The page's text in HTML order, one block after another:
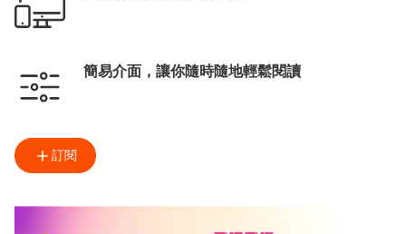
簡易介面，讓你隨時隨地輕鬆閱讀
訂閱